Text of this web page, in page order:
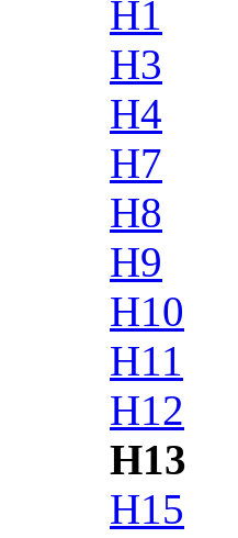
H1
H3
H4
H7
H8
H9
H10
H11
H12
H13
H15